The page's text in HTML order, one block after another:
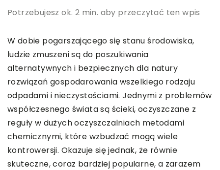
Potrzebujesz ok. 2 min. aby przeczytać ten wpis
W dobie pogarszającego się stanu środowiska,
ludzie zmuszeni są do poszukiwania
alternatywnych i bezpiecznych dla natury
rozwiązań gospodarowania wszelkiego rodzaju
odpadami i nieczystościami. Jednymi z problemów
współczesnego świata są ścieki, oczyszczane z
reguły w dużych oczyszczalniach metodami
chemicznymi, które wzbudzać mogą wiele
kontrowersji. Okazuje się jednak, że równie
skuteczne, coraz bardziej popularne, a zarazem